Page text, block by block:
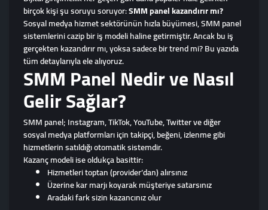
birçok kişi şu soruyu soruyor:SMM panel kazandırır mı?
Sosyal medya hizmet sektörünün hızla büyümesi, SMM panel
sistemlerini cazip bir iş modeli haline getirmiştir. Ancak bu iş
gerçekten kazandırır mı, yoksa sadece bir trend mi? Bu yazıda
tüm detaylarıyla ele alıyoruz.
SMM Panel Nedir ve Nasıl
Gelir Sağlar?
SMM panel; Instagram, TikTok, YouTube, Twitter ve diğer
sosyal medya platformları için takipçi, beğeni, izlenme gibi
hizmetlerin satıldığı otomatik sistemdir.
Kazanç modeli ise oldukça basittir:
Hizmetleri toptan (provider’dan) alırsınız
Üzerine kar marjı koyarak müşteriye satarsınız
Aradaki fark sizin kazancınız olur